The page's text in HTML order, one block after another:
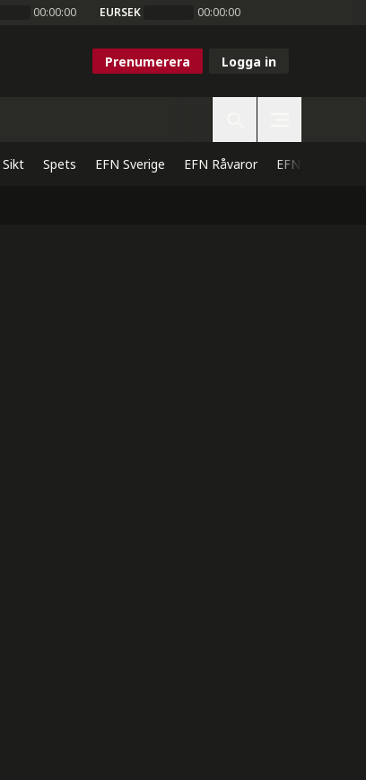
00:00:00 EURSEK 00:00:00
Prenumerera Logga in
Sikt Spets EFN Sverige EFN Råvaror EFN Direkt